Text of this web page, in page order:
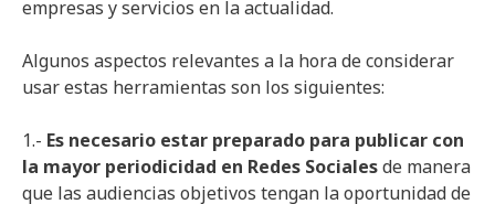
empresas y servicios en la actualidad.
Algunos aspectos relevantes a la hora de considerar
usar estas herramientas son los siguientes:
1.- Es necesario estar preparado para publicar con
la mayor periodicidad en Redes Socialesde manera
que las audiencias objetivos tengan la oportunidad de